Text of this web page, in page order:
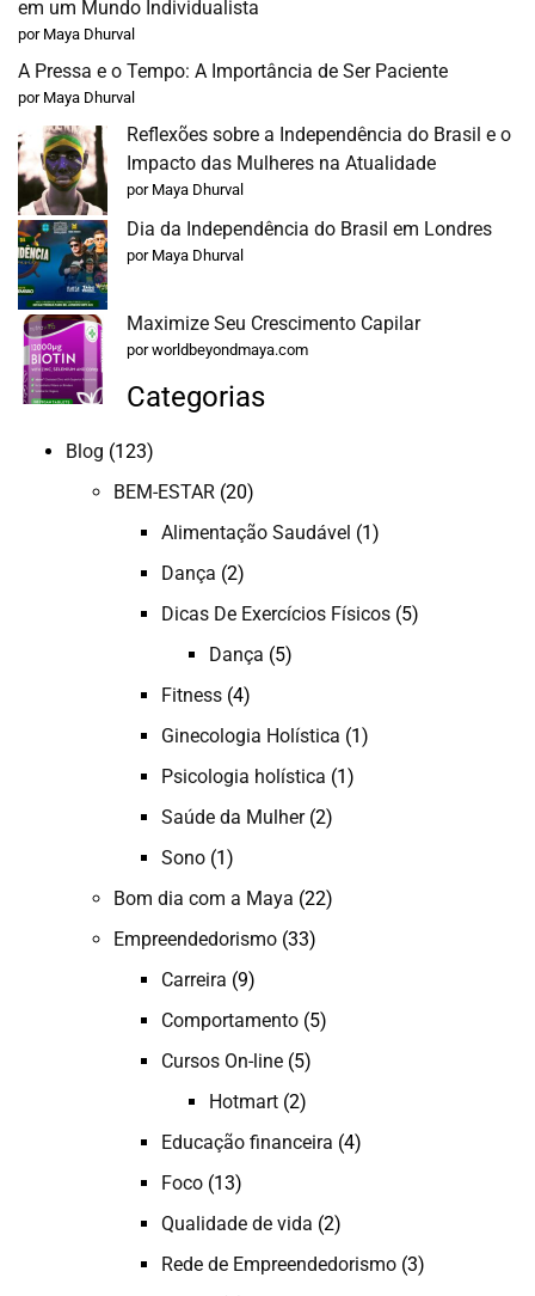
em um Mundo Individualista
por Maya Dhurval
A Pressa e o Tempo: A Importância de Ser Paciente
por Maya Dhurval
Reflexões sobre a Independência do Brasil e o
Impacto das Mulheres na Atualidade
por Maya Dhurval
Dia da Independência do Brasil em Londres
por Maya Dhurval
Maximize Seu Crescimento Capilar
por worldbeyondmaya.com
Categorias
Blog (123)
BEM-ESTAR (20)
Alimentação Saudável (1)
Dança (2)
Dicas De Exercícios Físicos (5)
Dança (5)
Fitness (4)
Ginecologia Holística (1)
Psicologia holística (1)
Saúde da Mulher(2)
Sono (1)
Bom dia com a Maya (22)
Empreendedorismo (33)
Carreira (9)
Comportamento (5)
Cursos On-line (5)
Hotmart (2)
Educação financeira (4)
Foco (13)
Qualidade de vida (2)
Rede de Empreendedorismo (3)